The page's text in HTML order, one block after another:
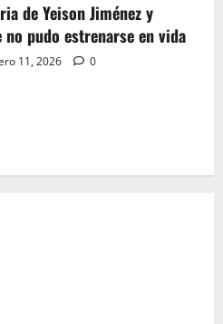
de Yeison Jiménez y
pudo estrenarse en vida
11, 2026 0